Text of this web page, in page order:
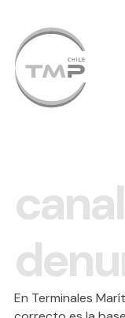
En Terminales